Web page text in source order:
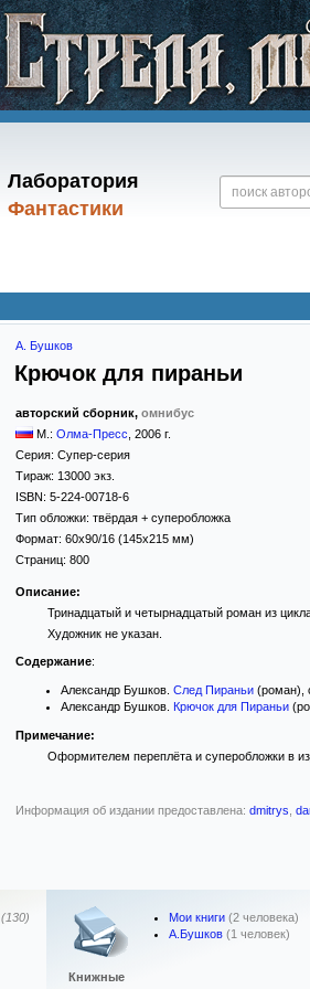
Лаборатория
Фантастики
А. Бушков
Крючок для пираньи
авторский сборник, омнибус
М.: Олма-Пресс 2006 г.
Серия: Супер-серия
Тираж: 13000 экз.
ISBN: 5-224-00718-6
Тип обложки: твёрдая + суперобложка
Формат: 60x90/16 (145x215 мм)
Страниц: 800
Описание:
Тринадцатый и четырнадцатый роман из
Художник не указан.
Содержание:
Александр Бушков. След Пираньи (роман),
Александр Бушков. Крючок для Пираньи
Примечание:
Оформителем переплёта и суперобложки в
Информация об издании предоставлена: dmitrys
(130)
Книжные
Мои книги (2 человека)
А.Бушков (1 человек)